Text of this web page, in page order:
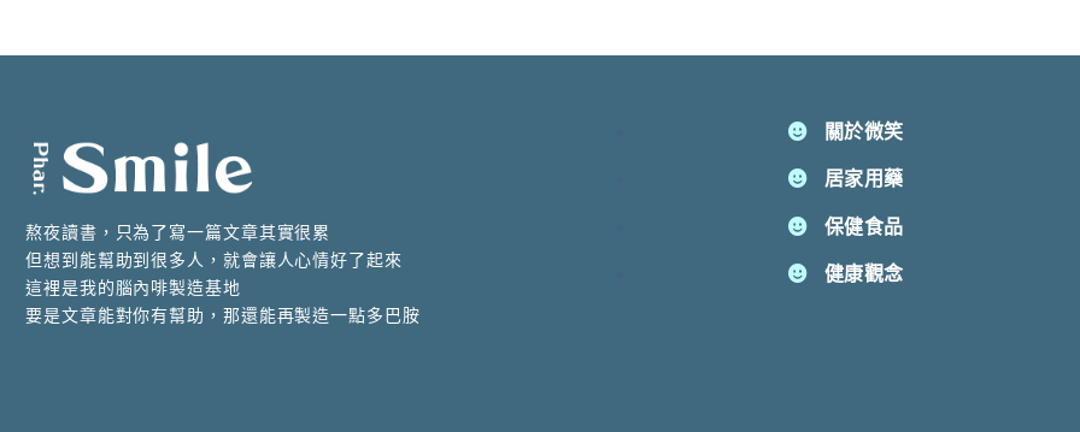
熬夜讀書，只為了寫一篇文章其實很累
但想到能幫助到很多人，就會讓人心情好了起來
這裡是我的腦內啡製造基地
要是文章能對你有幫助，那還能再製造一點多巴胺
關於微笑
居家用藥
保健食品
健康觀念